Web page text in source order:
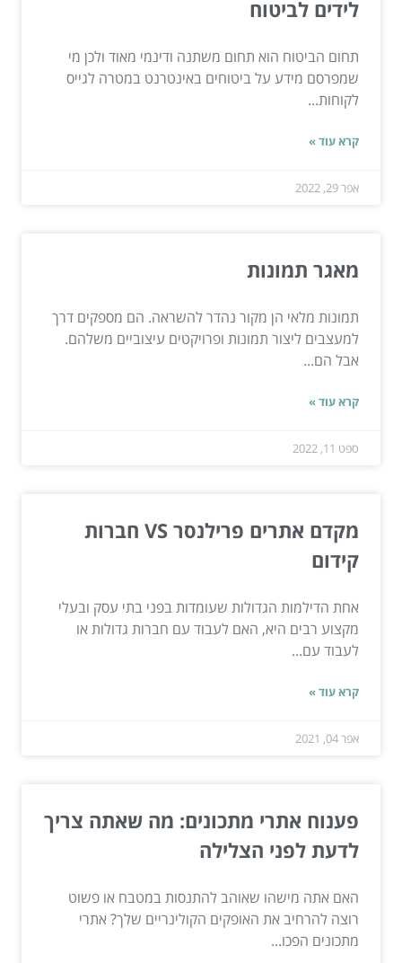
לידים לביטוח
תחום הביטוח הוא תחום משתנה ודינמי מאוד ולכן מי
שמפרסם מידע על ביטוחים באינטרנט במטרה לגייס
לקוחות...
קרא עוד »
אפר 29, 2022
מאגר תמונות
תמונות מלאי הן מקור נהדר להשראה. הם מספקים דרך
למעצבים ליצור תמונות ופרויקטים עיצוביים משלהם.
אבל הם...
קרא עוד »
ספט 11, 2022
מקדם אתרים פרילנסר VS חברות
קידום
אחת הדילמות הגדולות שעומדות בפני בתי עסק ובעלי
מקצוע רבים היא, האם לעבוד עם חברות גדולות או
לעבוד עם...
קרא עוד »
אפר 04, 2021
פענוח אתרי מתכונים: מה שאתה צריך
לדעת לפני הצלילה
האם אתה מישהו שאוהב להתנסות במטבח או פשוט
רוצה להרחיב את האופקים הקולינריים שלך? אתרי
מתכונים הפכו...